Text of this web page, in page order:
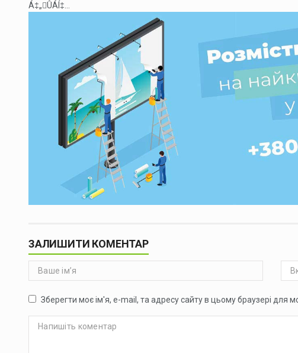
Á‡„ÛÁÍ‡...
ЗАЛИШИТИ КОМЕНТАР
Зберегти моє ім'я, e-mail, та адресу сайту в цьому браузері для